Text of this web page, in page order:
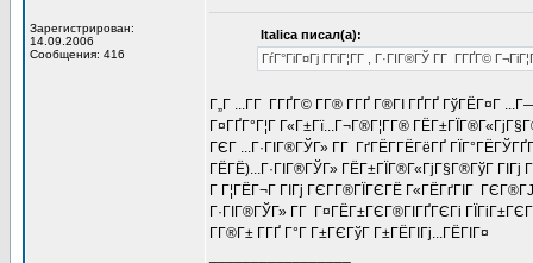
Зарегистрирован:
14.09.2006
Сообщения: 416
Italica писал(а):
ГѓГ°ГіГ¤Гј Г­ГіГ¦Г­Г , Г·ГІГ®ГЎ Г­Г Г­ГҐГ©
Г„Г ...Г­Г Г­ГҐГ© Г­Г® Г­ГҐ Г®ГІ ГҐГҐ ГўГЁГ¤Г
Г¤ГҐГ°Г¦Г Г«Г±Гї...Г¬Г®Г¦Г­Г®
ГЄГ ...Г·ГІГ®ГЎГ» Г­Г ГґГЁГ­ГЁГёГҐ
ГЁГЁ)...Г·ГІГ®ГЎГ» ГЁГ±ГЇГ®Г«ГјГ§Г®ГўГ
Г Г¦ГЁГ¬Г ГІГј ГЄГ­Г®ГЇГЄГЁ Г«ГЁГґГІГ
Г·ГІГ®ГЎГ» Г­Г Г¤ГЁГ±ГЄГ®ГІГҐГЄГі
Г­Г®Г± Г­ГҐ Г°Г Г±ГЄГўГ Г±ГЁГІГј...ГЁГІГ¤